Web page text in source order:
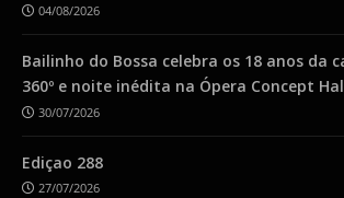
04/08/2026
Bailinho do Bossa celebra os 18 anos da
360º e noite inédita na Ópera Concept
30/07/2026
Ediçao 288
27/07/2026